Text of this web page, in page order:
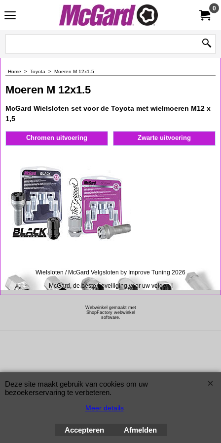
0
Home > Toyota > Moeren M 12x1.5
Moeren M 12x1.5
McGard Wielsloten set voor de Toyota met wielmoeren M12 x
1,5
Chromen uitvoering Zwarte uitvoering
Wielsloten / McGard Velgsloten by Improve Tuning 2026
McGard, de beste beveiliging voor uw velgen !
Webwinkel gemaakt met
ShopFactory webwinkel
software.
Deze site maakt gebruik van cookies om uw
bezoekerservaring te verbeteren.
Meer details
Accepteren Afmelden